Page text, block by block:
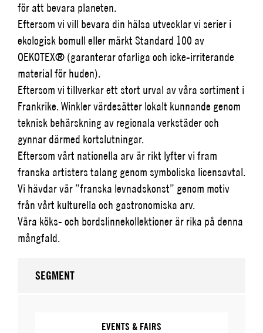
för att bevara planeten.
Eftersom vi vill bevara din hälsa utvecklar vi serier i
ekologisk bomull eller märkt Standard 100 av
OEKOTEX® (garanterar ofarliga och icke-irriterande
material för huden).
Eftersom vi tillverkar ett stort urval av våra sortiment i
Frankrike. Winkler värdesätter lokalt kunnande genom
teknisk behärskning av regionala verkstäder och
gynnar därmed kortslutningar.
Eftersom vårt nationella arv är rikt lyfter vi fram
franska artisters talang genom symboliska licensavtal.
Vi hävdar vår ”franska levnadskonst” genom motiv
från vårt kulturella och gastronomiska arv.
Våra köks- och bordslinnekollektioner är rika på denna
mångfald.
SEGMENT
EVENTS & FAIRS